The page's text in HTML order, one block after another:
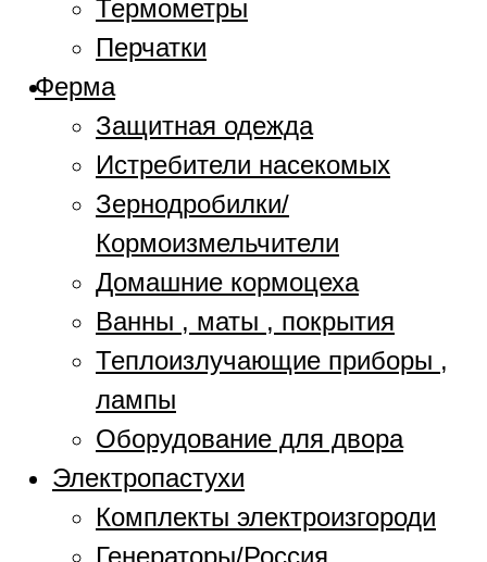
Термометры
Перчатки
Ферма
Защитная одежда
Истребители насекомых
Зернодробилки/
Кормоизмельчители
Домашние кормоцеха
Ванны , маты , покрытия
Теплоизлучающие приборы ,
лампы
Оборудование для двора
Электропастухи
Комплекты электроизгороди